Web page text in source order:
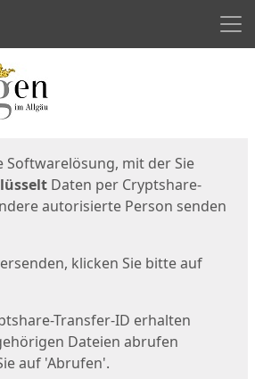
Softwarelösung, mit der Sie
Daten per Cryptshare-
autorisierte Person senden
klicken Sie bitte auf
Transfer-ID erhalten
Dateien abrufen
auf 'Abrufen'.